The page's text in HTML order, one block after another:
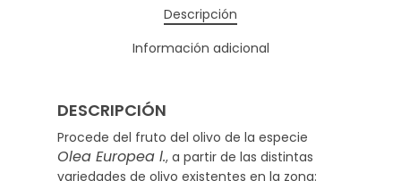
Descripción
Información adicional
DESCRIPCIÓN
Procede del fruto del olivo de la especie
Olea Europea l., a partir de las distintas
variedades de olivo existentes en la zona: